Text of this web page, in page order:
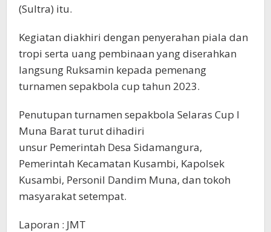
(Sultra) itu.
Kegiatan diakhiri dengan penyerahan piala dan
tropi serta uang pembinaan yang diserahkan
langsung Ruksamin kepada pemenang
turnamen sepakbola cup tahun 2023.
Penutupan turnamen sepakbola Selaras Cup I
Muna Barat turut dihadiri
unsur Pemerintah Desa Sidamangura,
Pemerintah Kecamatan Kusambi, Kapolsek
Kusambi, Personil Dandim Muna, dan tokoh
masyarakat setempat.
Laporan : JMT